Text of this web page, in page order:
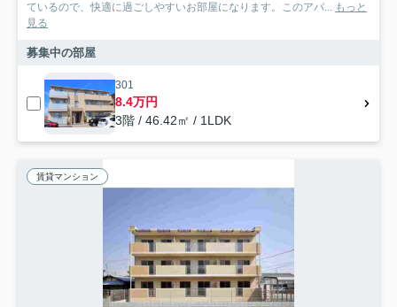
ているので、快適に過ごしやすいお部屋になります。このアパ... もっと
見る
募集中の部屋
301
8.4万円
3階 / 46.42㎡ / 1LDK
賃貸マンション